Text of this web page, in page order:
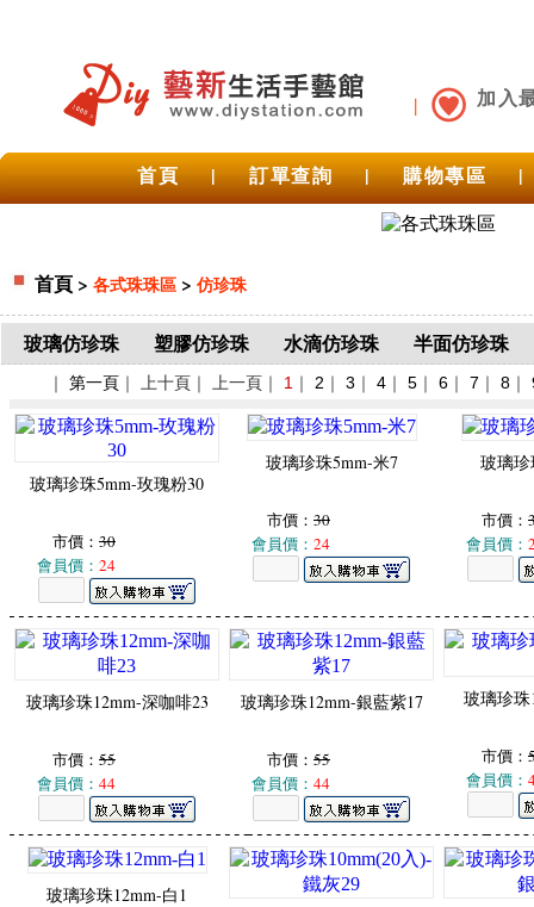
加入
首頁 | 訂單查詢 | 購物專區 |
首頁 > 各式珠珠區 > 仿珍珠
玻璃仿珍珠 塑膠仿珍珠 水滴仿珍珠 半面仿珍珠
｜ 第一頁 ｜ 上十頁｜ 上一頁｜ 1 ｜ 2 ｜ 3 ｜ 4 ｜ 5 ｜ 6 ｜ 7 ｜ 8 ｜
玻璃珍珠5mm-玫瑰粉30
市價： 30
會員價： 24
玻璃珍珠5mm-米7
市價： 30
會員價： 24
玻璃珍
市價：
會員價：
玻璃珍珠12mm-深咖啡23
市價： 55
會員價： 44
玻璃珍珠12mm-銀藍紫17
市價： 55
會員價： 44
玻璃珍珠
市價：
會員價：
玻璃珍珠12mm-白1